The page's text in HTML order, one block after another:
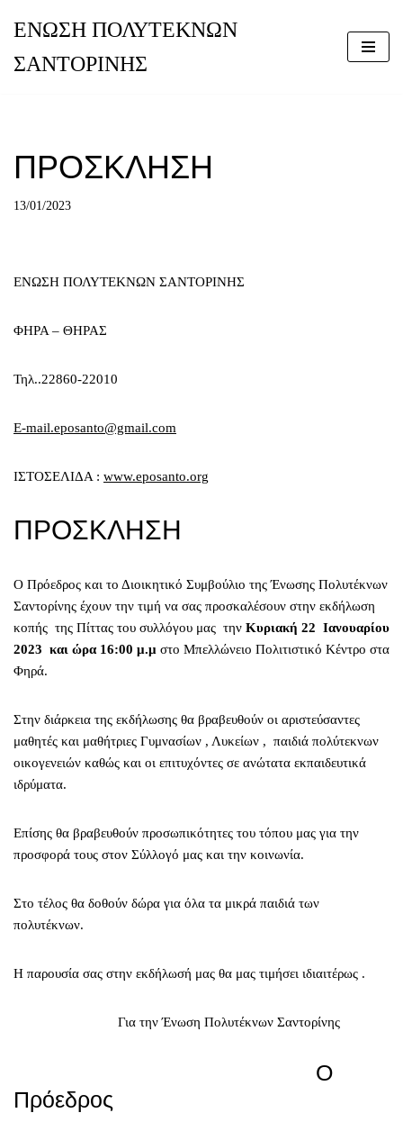
στο
ΕΝΩΣΗ ΠΟΛΥΤΕΚΝΩΝ
ΣΑΝΤΟΡΙΝΗΣ
ΠΡΟΣΚΛΗΣΗ
13/01/2023
ΕΝΩΣΗ ΠΟΛΥΤΕΚΝΩΝ ΣΑΝΤΟΡΙΝΗΣ
ΦΗΡΑ – ΘΗΡΑΣ
Τηλ..22860-22010
E-mail.eposanto@gmail.com
ΙΣΤΟΣΕΛΙΔΑ : www.eposanto.org
ΠΡΟΣΚΛΗΣΗ
Ο Πρόεδρος και το Διοικητικό Συμβούλιο της Ένωσης Πολυτέκνων
Σαντορίνης έχουν την τιμή να σας προσκαλέσουν στην εκδήλωση
κοπής της Πίττας του συλλόγου μας την Κυριακή 22 Ιανουαρίου
2023 και ώρα 16:00 μ.μ στο Μπελλώνειο Πολιτιστικό Κέντρο στα
Φηρά.
Στην διάρκεια της εκδήλωσης θα βραβευθούν οι αριστεύσαντες
μαθητές και μαθήτριες Γυμνασίων , Λυκείων , παιδιά πολύτεκνων
οικογενειών καθώς και οι επιτυχόντες σε ανώτατα εκπαιδευτικά
ιδρύματα.
Επίσης θα βραβευθούν προσωπικότητες του τόπου μας για την
προσφορά τους στον Σύλλογό μας και την κοινωνία.
Στο τέλος θα δοθούν δώρα για όλα τα μικρά παιδιά των
πολυτέκνων.
Η παρουσία σας στην εκδήλωσή μας θα μας τιμήσει ιδιαιτέρως .
Για την Ένωση Πολυτέκνων Σαντορίνης
Ο
Πρόεδρος